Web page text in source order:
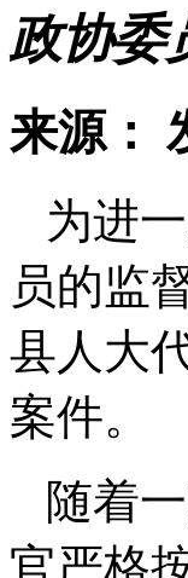
政协委
来源：
为进
员的监
县人大
案件。
随着
官严格